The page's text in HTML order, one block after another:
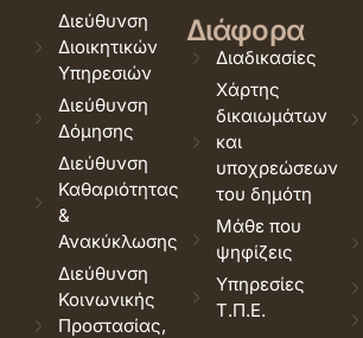
Διεύθυνση
Διοικητικών
Υπηρεσιών
Διεύθυνση
Δόμησης
Διεύθυνση
Καθαριότητας
&
Ανακύκλωσης
Διεύθυνση
Κοινωνικής
Προστασίας,
Διάφορα
Διαδικασίες
Χάρτης
δικαιωμάτων
και
υποχρεώσεων
του δημότη
Μάθε που
ψηφίζεις
Υπηρεσίες
Τ.Π.Ε.